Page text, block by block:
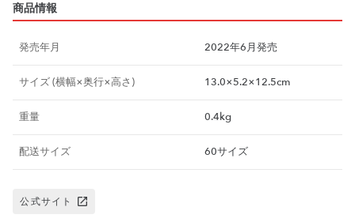
商品情報
発売年月 2022年6月発売
サイズ (横幅×奥行×高さ) 13.0×5.2×12.5cm
重量 0.4kg
配送サイズ 60サイズ
公式サイト